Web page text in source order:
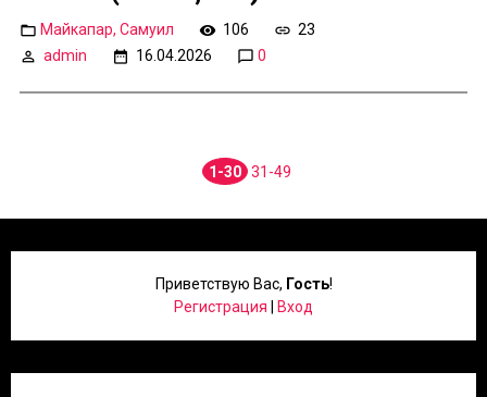
Майкапар, Самуил 106
23
admin
16.04.2026 0
1-30 31-49
Приветствую Вас, Гость!
Регистрация
Вход